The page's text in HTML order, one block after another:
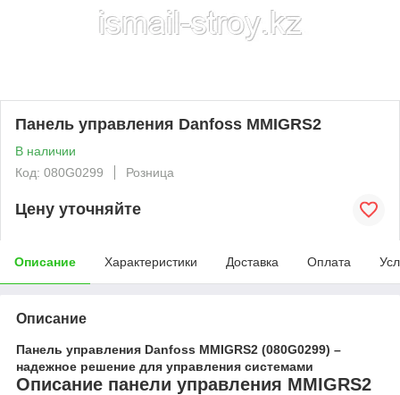
Панель управления Danfoss MMIGRS2
В наличии
Код: 080G0299
Розница
Цену уточняйте
Описание Характеристики Доставка Оплата
Описание
Панель управления Danfoss MMIGRS2 (080G0299) –
надежное решение для управления системами
Описание панели управления MMIGRS2